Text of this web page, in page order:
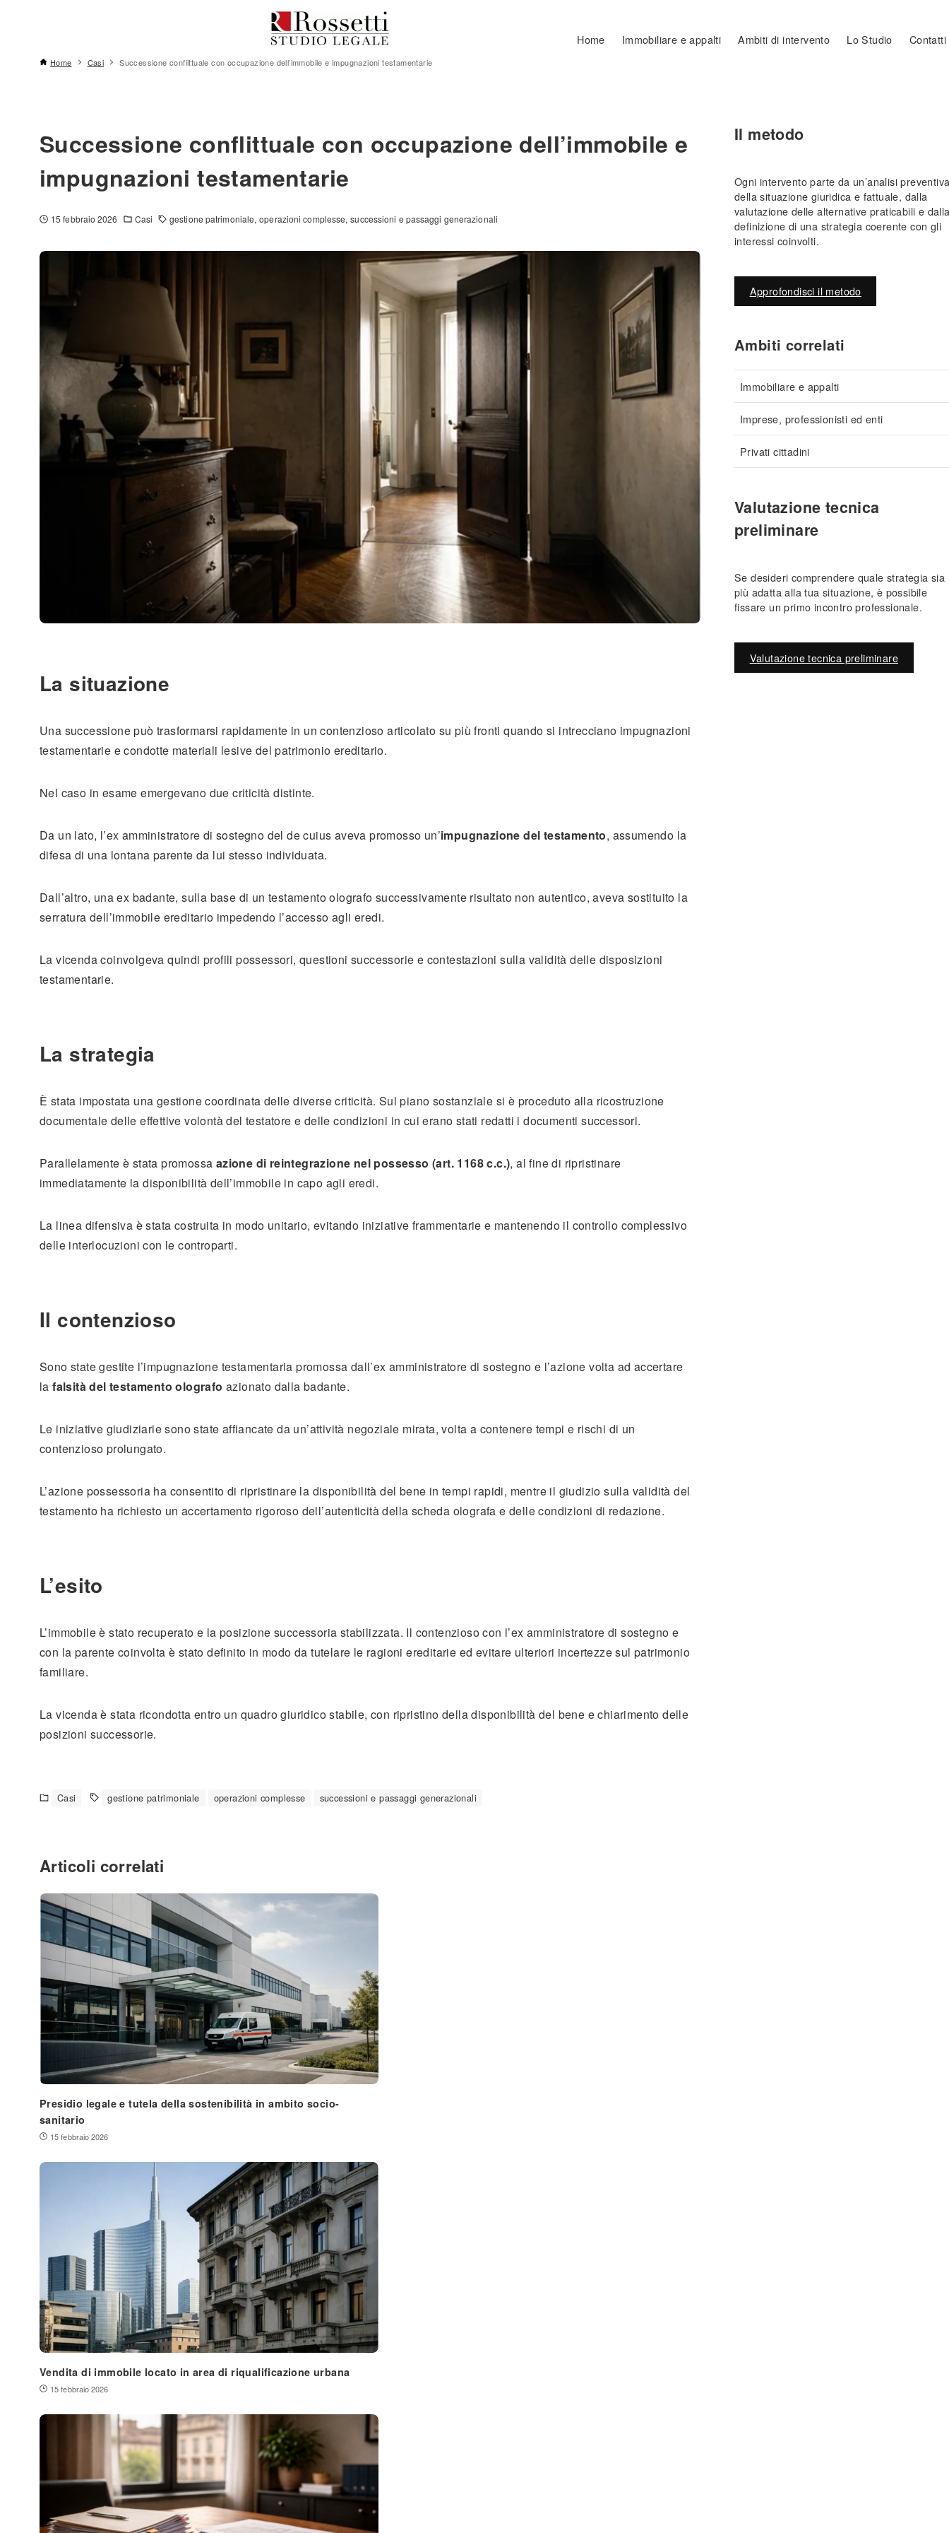
Home Immobiliare e appalti Ambiti di intervento Lo Studio Contatti
Home Casi Successione conflittuale con occupazione dell’immobile e impugnazioni testamentarie
Successione conflittuale con occupazione dell’immobile e
impugnazioni testamentarie
15 febbraio 2026 Casi gestione patrimoniale operazioni complesse successioni e passaggi generazionali
La situazione
Una successione può trasformarsi rapidamente in un contenzioso articolato su più fronti quando si intrecciano impugnazioni
testamentarie e condotte materiali lesive del patrimonio ereditario.
Nel caso in esame emergevano due criticità distinte.
Da un lato, l’ex amministratore di sostegno del de cuius aveva promosso un’impugnazione del testamento, assumendo la
difesa di una lontana parente da lui stesso individuata.
Dall’altro, una ex badante, sulla base di un testamento olografo successivamente risultato non autentico, aveva sostituito la
serratura dell’immobile ereditario impedendo l’accesso agli eredi.
La vicenda coinvolgeva quindi profili possessori, questioni successorie e contestazioni sulla validità delle disposizioni
testamentarie.
La strategia
È stata impostata una gestione coordinata delle diverse criticità. Sul piano sostanziale si è proceduto alla ricostruzione
documentale delle effettive volontà del testatore e delle condizioni in cui erano stati redatti i documenti successori.
Parallelamente è stata promossa azione di reintegrazione nel possesso (art. 1168 c.c.), al fine di ripristinare
immediatamente la disponibilità dell’immobile in capo agli eredi.
La linea difensiva è stata costruita in modo unitario, evitando iniziative frammentarie e mantenendo il controllo complessivo
delle interlocuzioni con le controparti.
Il contenzioso
Sono state gestite l’impugnazione testamentaria promossa dall’ex amministratore di sostegno e l’azione volta ad accertare
lafalsità del testamento olografo azionato dalla badante.
Le iniziative giudiziarie sono state affiancate da un’attività negoziale mirata, volta a contenere tempi e rischi di un
contenzioso prolungato.
L’azione possessoria ha consentito di ripristinare la disponibilità del bene in tempi rapidi, mentre il giudizio sulla validità del
testamento ha richiesto un accertamento rigoroso dell’autenticità della scheda olografa e delle condizioni di redazione.
L’esito
L’immobile è stato recuperato e la posizione successoria stabilizzata. Il contenzioso con l’ex amministratore di sostegno e
con la parente coinvolta è stato definito in modo da tutelare le ragioni ereditarie ed evitare ulteriori incertezze sul patrimonio
familiare.
La vicenda è stata ricondotta entro un quadro giuridico stabile, con ripristino della disponibilità del bene e chiarimento delle
posizioni successorie.
Casi gestione patrimoniale operazioni complesse successioni e passaggi generazionali
Articoli correlati
Presidio legale e tutela della sostenibilità in ambito socio-
sanitario
15 febbraio 2026
Vendita di immobile locato in area di riqualificazione urbana
15 febbraio 2026
Il metodo
Ogni intervento parte da un’analisi
della situazione giuridica e fattuale, dalla
valutazione delle alternative praticabili e
definizione di una strategia coerente con gli
interessi coinvolti.
Approfondisci il metodo
Ambiti correlati
Immobiliare e appalti
Imprese, professionisti ed enti
Privati cittadini
Valutazione tecnica
preliminare
Se desideri comprendere quale strategia sia
più adatta alla tua situazione, è possibile
fissare un primo incontro professionale.
Valutazione tecnica preliminare